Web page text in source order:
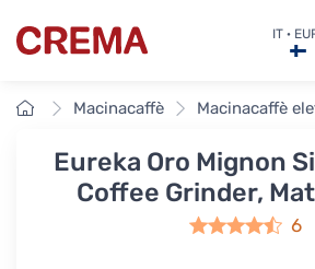
Crema IT ·
HomeMacinacaffè Macinacaffè
Eureka Oro Mignon
Coffee Grinder,
6